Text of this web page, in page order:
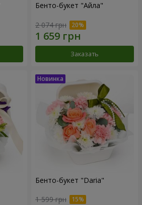
Бенто-букет "Айла"
2 074 грн
Заказать
Бенто-букет "Daria"
1 599 грн